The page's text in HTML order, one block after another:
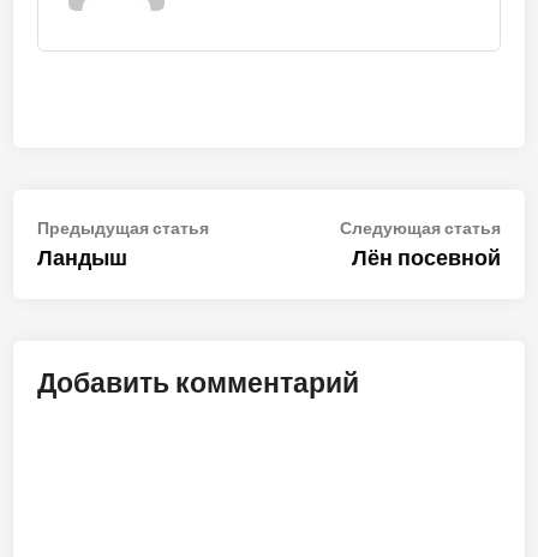
Навигация
по
Предыдущая статьяПредыдущая
Ландыш
Следующая статья
Лён посевной
Добавить комментарий